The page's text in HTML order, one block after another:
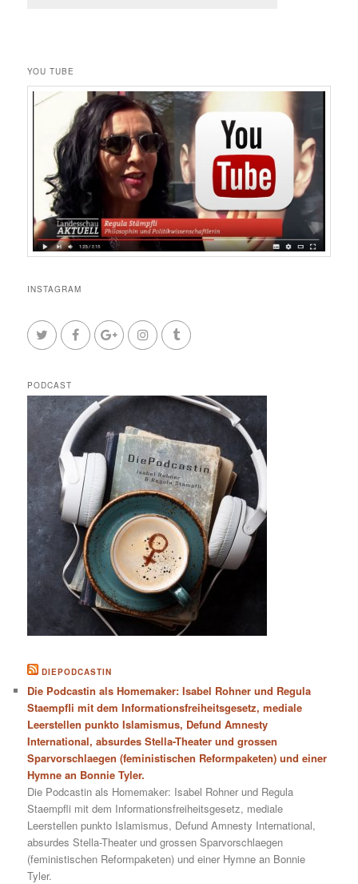
YOU TUBE
INSTAGRAM
PODCAST
DIEPODCASTIN
Die Podcastin als Homemaker: Isabel Rohner und Regula
Staempfli mit dem Informationsfreiheitsgesetz, mediale
Leerstellen punkto Islamismus, Defund Amnesty
International, absurdes Stella-Theater und grossen
Sparvorschlaegen (feministischen Reformpaketen) und einer
Hymne an Bonnie Tyler.
Die Podcastin als Homemaker: Isabel Rohner und Regula
Staempfli mit dem Informationsfreiheitsgesetz, mediale
Leerstellen punkto Islamismus, Defund Amnesty International,
absurdes Stella-Theater und grossen Sparvorschlaegen
(feministischen Reformpaketen) und einer Hymne an Bonnie
Tyler.